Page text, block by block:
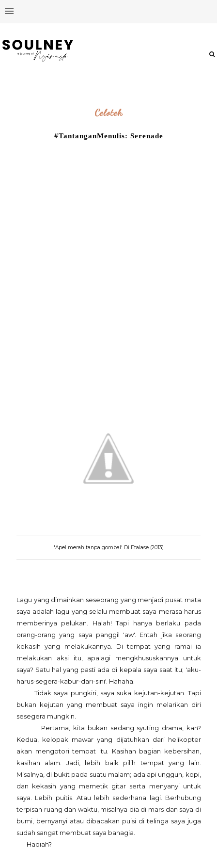
Celoteh
#TantanganMenulis: Serenade
'Apel merah tanpa gombal' Di Etalase (2013)
Lagu yang dimainkan seseorang yang menjadi pusat mata
saya adalah lagu yang selalu membuat saya merasa harus
memberinya pelukan. Halah! Tapi hanya berlaku pada
orang-orang yang saya panggil 'aw'. Entah jika seorang
kekasih yang melakukannya. Di tempat yang ramai ia
melakukan aksi itu, apalagi mengkhususkannya untuk
saya? Satu hal yang pasti ada di kepala saya saat itu; 'aku-
harus-segera-kabur-dari-sini'. Hahaha.
Tidak saya pungkiri, saya suka kejutan-kejutan. Tapi
bukan kejutan yang membuat saya ingin melarikan diri
sesegera mungkin.
Pertama, kita bukan sedang syuting drama, kan?
Kedua, kelopak mawar yang dijatuhkan dari helikopter
akan mengotori tempat itu. Kasihan bagian kebersihan,
kasihan alam. Jadi, lebih baik pilih tempat yang lain.
Misalnya, di bukit pada suatu malam; ada api unggun, kopi,
dan kekasih yang memetik gitar serta menyanyi untuk
saya. Lebih puitis. Atau lebih sederhana lagi. Berhubung
terpisah ruang dan waktu, misalnya dia di mars dan saya di
bumi, bernyanyi atau dibacakan puisi di telinga saya juga
sudah sangat membuat saya bahagia.
Hadiah?